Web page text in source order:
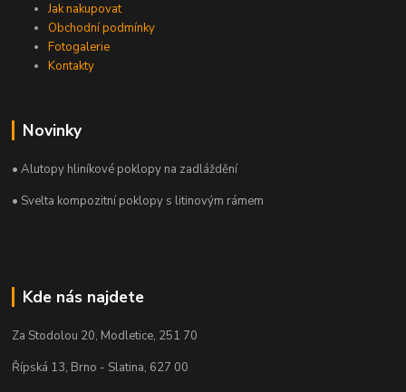
Jak nakupovat
Obchodní podmínky
Fotogalerie
Kontakty
Novinky
• Alutopy hliníkové poklopy na zadláždění
• Svelta kompozitní poklopy s litinovým rámem
Kde nás najdete
Za Stodolou 20, Modletice, 251 70
Řípská 13, Brno - Slatina, 627 00